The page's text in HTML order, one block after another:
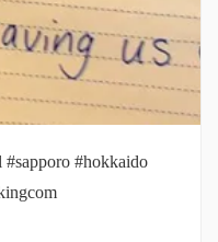
#sapporo #hokkaido